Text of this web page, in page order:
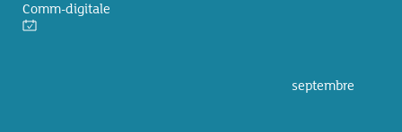
Comm-digitale
septembre